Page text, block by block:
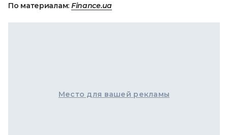
По материалам: Finance.ua
Место для вашей рекламы